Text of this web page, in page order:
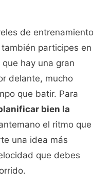
de entrenamiento
participes en
hay una gran
delante, mucho
que batir. Para
bien la
el ritmo que
una idea más
que debes